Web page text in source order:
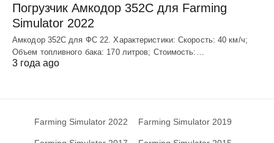
Погрузчик Амкодор 352С для Farming
Simulator 2022
Амкодор 352С для ФС 22. Характеристики: Скорость: 40 км/ч;
Объем топливного бака: 170 литров; Стоимость:…
3 года ago
Farming Simulator 2022 Farming Simulator 2019